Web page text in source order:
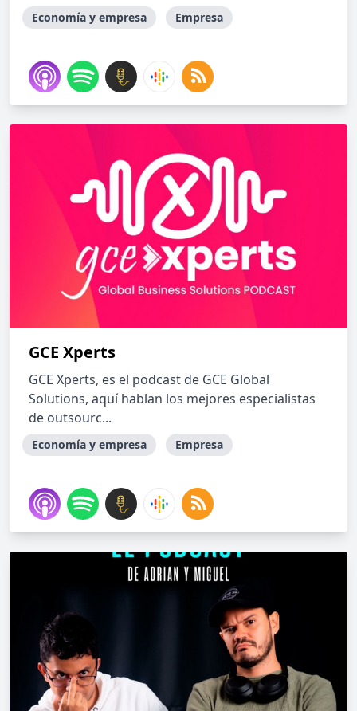
Economía y empresa Empresa
GCE Xperts
GCE Xperts, es el podcast de GCE Global
Solutions, aquí hablan los mejores especialistas
de outsourc...
Economía y empresa Empresa